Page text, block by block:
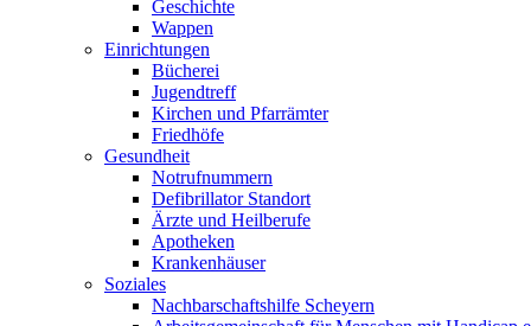
Geschichte
Wappen
Einrichtungen
Bücherei
Jugendtreff
Kirchen und Pfarrämter
Friedhöfe
Gesundheit
Notrufnummern
Defibrillator Standort
Ärzte und Heilberufe
Apotheken
Krankenhäuser
Soziales
Nachbarschaftshilfe Scheyern